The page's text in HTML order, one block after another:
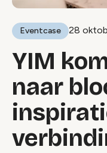
Eventcase 28
YIM
naar